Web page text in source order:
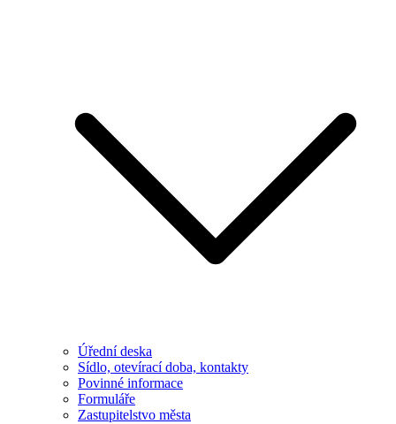
Úřední deska
Sídlo, otevírací doba, kontakty
Povinné informace
Formuláře
Zastupitelstvo města